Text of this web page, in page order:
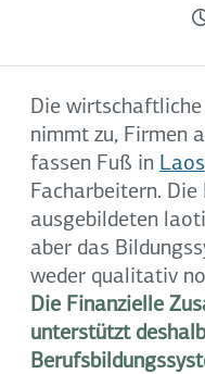
Die
nimmt zu, Firmen
fassen Fuß in Laos
Facharbeitern.
ausgebildeten
aber das
weder qualitativ
Die Finanzielle
unterstützt